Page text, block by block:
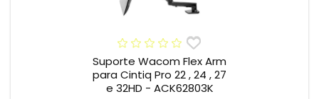
Suporte Wacom Flex Arm
para Cintiq Pro 22 , 24 , 27
e 32HD - ACK62803K